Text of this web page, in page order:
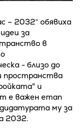
– 2032“ обявиха
за
в
- близо до
пространства
и
е важен етап
му за
2032.